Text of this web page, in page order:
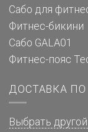
Сабо для
Фитнес-бикини
Сабо GALA01
Фитнес-пояс
ДОСТАВКА
Выбрать